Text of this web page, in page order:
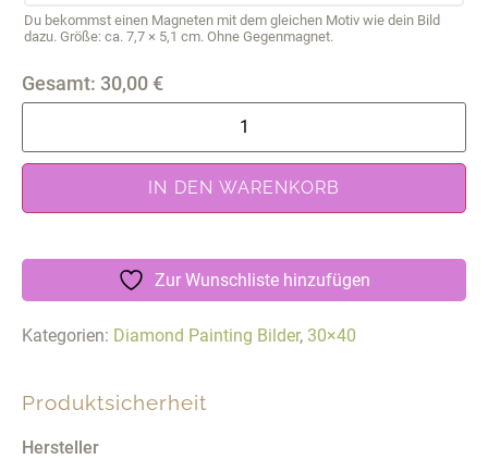
Du bekommst einen Magneten mit dem gleichen Motiv wie dein Bild
dazu. Größe: ca. 7,7 × 5,1 cm. Ohne Gegenmagnet.
Gesamt: 30,00 €
IN DEN WARENKORB
Zur Wunschliste hinzufügen
Kategorien: Diamond Painting Bilder, 30×40
Produktsicherheit
Hersteller